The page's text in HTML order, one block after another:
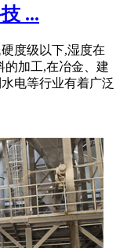
...
度级以下,湿度在
的加工,在冶金、建
电等行业有着广泛